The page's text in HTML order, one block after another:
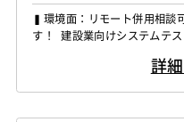
▍環境面：リモート併用相談
す！ 建設業向けシステムテ
テスト計画やシナリオ作成
詳